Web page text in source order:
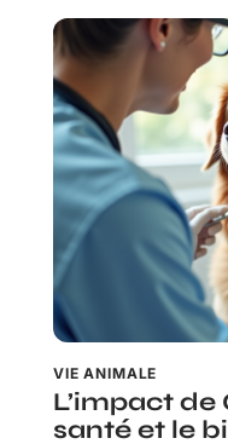
VIE ANIMALE
L’impact de
santé et le